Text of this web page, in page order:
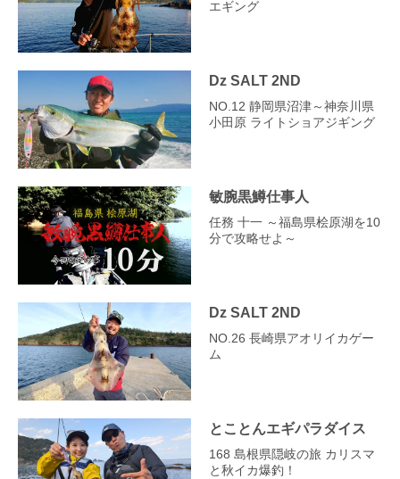
エギング
Dz SALT 2ND
NO.12 静岡県沼津～神奈川県
小田原 ライトショアジギング
敏腕黒鱒仕事人
任務 十一 ～福島県桧原湖を10
分で攻略せよ～
Dz SALT 2ND
NO.26 長崎県アオリイカゲー
ム
とことんエギパラダイス
168 島根県隠岐の旅 カリスマ
と秋イカ爆釣！